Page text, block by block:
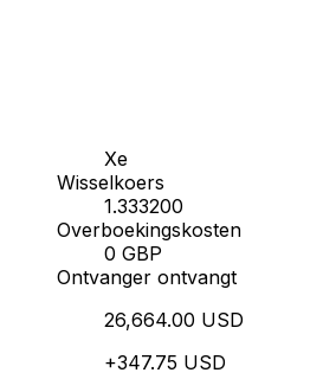
Xe
Wisselkoers
1.333200
Overboekingskosten
0 GBP
Ontvanger ontvangt
26,664.00 USD
+347.75 USD